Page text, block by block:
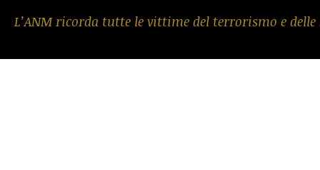
L’ANM ricorda tutte le vittime del terrorismo e